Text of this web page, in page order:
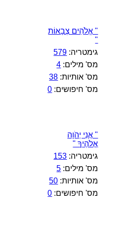
" אֱלֹהִים צְבָאוֹת
"
גימטריה: 579
מס' מילים: 4
מס' אותיות: 38
מס' חיפושים: 0
" אֲנִי יְהֹוָה
אֱלֹהֶיךָ "
גימטריה: 153
מס' מילים: 5
מס' אותיות: 50
מס' חיפושים: 0